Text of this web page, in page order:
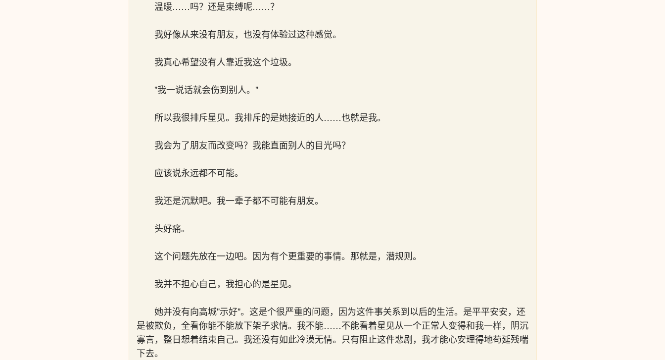
温暖……吗？还是束缚呢……？
我好像从来没有朋友，也没有体验过这种感觉。
我真心希望没有人靠近我这个垃圾。
"我一说话就会伤到别人。"
所以我很排斥星见。我排斥的是她接近的人……也就是我。
我会为了朋友而改变吗？我能直面别人的目光吗？
应该说永远都不可能。
我还是沉默吧。我一辈子都不可能有朋友。
头好痛。
这个问题先放在一边吧。因为有个更重要的事情。那就是，潜规则。
我并不担心自己，我担心的是星见。
她并没有向高城"示好"。这是个很严重的问题，因为这件事关系到以后的生活。是平平安安，还
是被欺负，全看你能不能放下架子求情。我不能……不能看着星见从一个正常人变得和我一样，阴沉
寡言，整日想着结束自己。我还没有如此冷漠无情。只有阻止这件悲剧，我才能心安理得地苟延残喘
下去。